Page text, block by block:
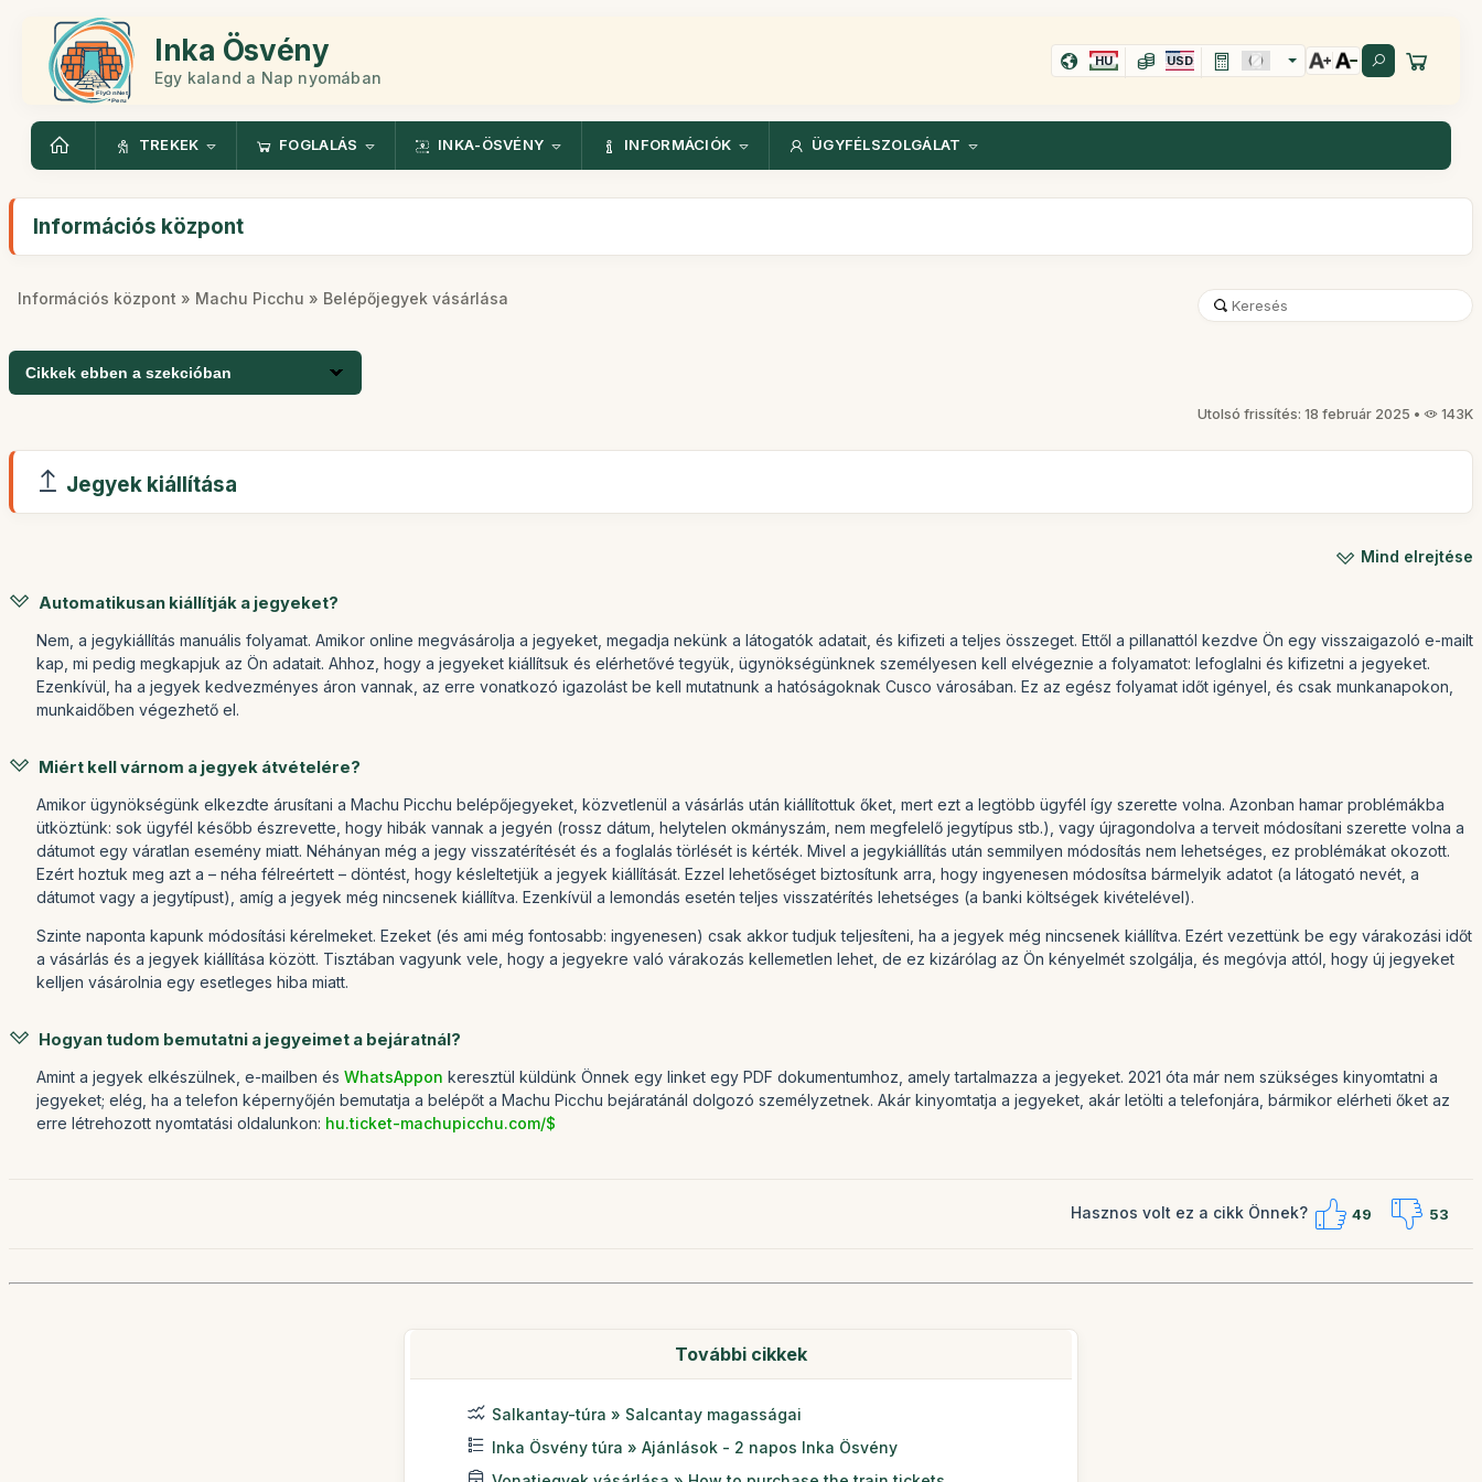
Inka Ösvény
Egy kaland a Nap nyomában
HU USD
TREKEK FOGLALÁS INKA-ÖSVÉNY INFORMÁCIÓK ÜGYFÉLSZOLGÁLAT
Információs központ
Információs központ » Machu Picchu » Belépőjegyek vásárlása
Cikkek ebben a szekcióban
Utolsó frissítés: 18 február 2025 • 143K
Jegyek kiállítása
Mind elrejtése
Automatikusan kiállítják a jegyeket?
Nem, a jegykiállítás manuális folyamat. Amikor online megvásárolja a jegyeket, megadja nekünk a látogatók adatait, és kifizeti a teljes összeget. Ettől a pillanattól kezdve Ön egy visszaigazoló e-mailt
kap, mi pedig megkapjuk az Ön adatait. Ahhoz, hogy a jegyeket kiállítsuk és elérhetővé tegyük, ügynökségünknek személyesen kell elvégeznie a folyamatot: lefoglalni és kifizetni a jegyeket.
Ezenkívül, ha a jegyek kedvezményes áron vannak, az erre vonatkozó igazolást be kell mutatnunk a hatóságoknak Cusco városában. Ez az egész folyamat időt igényel, és csak munkanapokon,
munkaidőben végezhető el.
Miért kell várnom a jegyek átvételére?
Amikor ügynökségünk elkezdte árusítani a Machu Picchu belépőjegyeket, közvetlenül a vásárlás után kiállítottuk őket, mert ezt a legtöbb ügyfél így szerette volna. Azonban hamar problémákba
ütköztünk: sok ügyfél később észrevette, hogy hibák vannak a jegyén (rossz dátum, helytelen okmányszám, nem megfelelő jegytípus stb.), vagy újragondolva a terveit módosítani szerette volna a
dátumot egy váratlan esemény miatt. Néhányan még a jegy visszatérítését és a foglalás törlését is kérték. Mivel a jegykiállítás után semmilyen módosítás nem lehetséges, ez problémákat okozott.
Ezért hoztuk meg azt a – néha félreértett – döntést, hogy késleltetjük a jegyek kiállítását. Ezzel lehetőséget biztosítunk arra, hogy ingyenesen módosítsa bármelyik adatot (a látogató nevét, a
dátumot vagy a jegytípust), amíg a jegyek még nincsenek kiállítva. Ezenkívül a lemondás esetén teljes visszatérítés lehetséges (a banki költségek kivételével).
Szinte naponta kapunk módosítási kérelmeket. Ezeket (és ami még fontosabb: ingyenesen) csak akkor tudjuk teljesíteni, ha a jegyek még nincsenek kiállítva. Ezért vezettünk be egy várakozási időt
a vásárlás és a jegyek kiállítása között. Tisztában vagyunk vele, hogy a jegyekre való várakozás kellemetlen lehet, de ez kizárólag az Ön kényelmét szolgálja, és megóvja attól, hogy új jegyeket
kelljen vásárolnia egy esetleges hiba miatt.
Hogyan tudom bemutatni a jegyeimet a bejáratnál?
Amint a jegyek elkészülnek, e-mailben és WhatsAppon keresztül küldünk Önnek egy linket egy PDF dokumentumhoz, amely tartalmazza a jegyeket. 2021 óta már nem szükséges kinyomtatni a
jegyeket; elég, ha a telefon képernyőjén bemutatja a belépőt a Machu Picchu bejáratánál dolgozó személyzetnek. Akár kinyomtatja a jegyeket, akár letölti a telefonjára, bármikor elérheti őket az
erre létrehozott nyomtatási oldalunkon: hu.ticket-machupicchu.com/$
Hasznos volt ez a cikk Önnek? 49 53
További cikkek
Salkantay-túra » Salcantay magasságai
Inka Ösvény túra » Ajánlások - 2 napos Inka Ösvény